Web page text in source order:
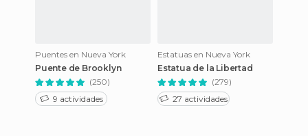
Puentes en Nueva York
Puente de Brooklyn
(250)
9 actividades
Estatuas en Nueva York
Estatua de la Libertad
(279)
27 actividades